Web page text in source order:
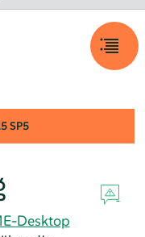
SP5
Desktop